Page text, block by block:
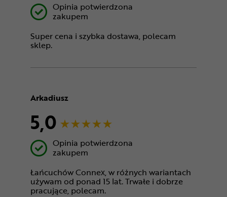
Opinia potwierdzona
zakupem
Super cena i szybka dostawa, polecam
sklep.
Arkadiusz
5,0
Opinia potwierdzona
zakupem
Łańcuchów Connex, w różnych wariantach
używam od ponad 15 lat. Trwałe i dobrze
pracujące, polecam.